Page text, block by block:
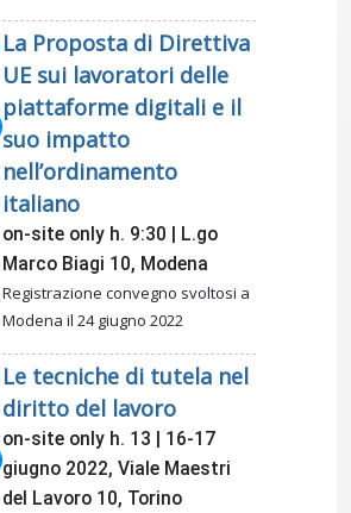
La Proposta di Direttiva
UE sui lavoratori delle
piattaforme digitali e il
suo impatto
nell’ordinamento
italiano
on-site only h. 9:30 | L.go
Marco Biagi 10, Modena
Registrazione convegno svoltosi a
Modena il 24 giugno 2022
Le tecniche di tutela nel
diritto del lavoro
on-site only h. 13 | 16-17
giugno 2022, Viale Maestri
del Lavoro 10, Torino